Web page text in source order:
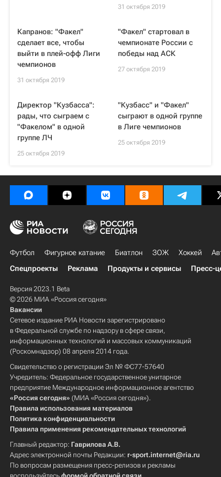
31 октября 2019
Капранов: "Факел"
сделает все, чтобы
выйти в плей-офф Лиги
чемпионов
31 октября 2019
"Факел" стартовал в
чемпионате России с
победы над АСК
27 октября 2019
Директор "Кузбасса":
рады, что сыграем с
"Факелом" в одной
группе ЛЧ
25 октября 2019
"Кузбасс" и "Факел"
сыграют в одной группе
в Лиге чемпионов
25 октября 2019
Футбол Фигурное катание Биатлон ЗОЖ Хоккей
Спецпроекты
Реклама Продукты и сервисы Пресс-
Версия 2023.1 Beta
© 2026 МИА «Россия сегодня»
Вакансии
Сетевое издание РИА Новости зарегистрировано
в Федеральной службе по надзору в сфере связи,
информационных технологий и массовых коммуникаций
(Роскомнадзор) 08 апреля 2014 года.
Свидетельство о регистрации Эл № ФС77-57640
Учредитель: Федеральное государственное унитарное
предприятие Международное информационное агентство
«Россия сегодня» (МИА «Россия сегодня»).
Правила использования материалов
Политика конфиденциальности
Правила применения рекомендательных технологий
Главный редактор: Гаврилова А.В.
Адрес электронной почты Редакции: r-sport.internet@ria.ru
По вопросам размещения пресс-релизов и рекламы